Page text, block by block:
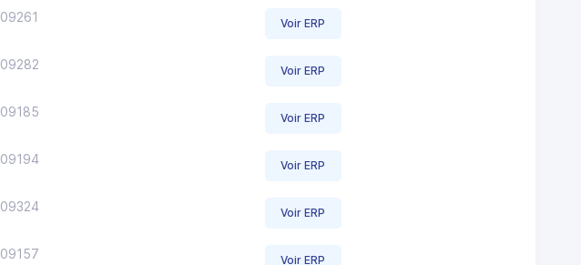
09261 Voir ERP
09282 Voir ERP
09185 Voir ERP
09194 Voir ERP
09324 Voir ERP
09157 Voir ERP